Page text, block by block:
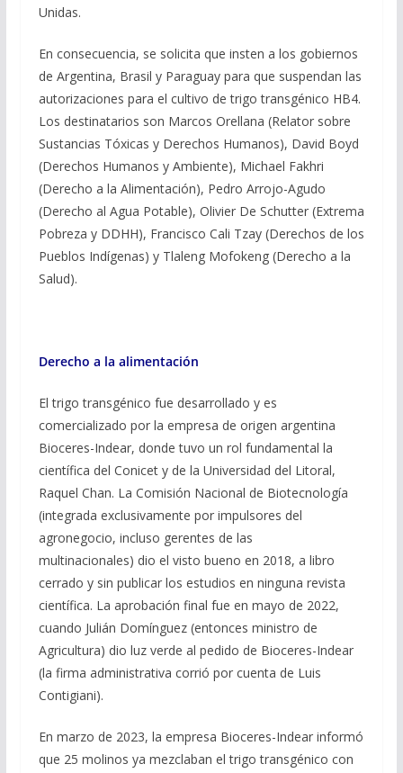
Unidas.
En consecuencia, se solicita que insten a los gobiernos
de Argentina, Brasil y Paraguay para que suspendan las
autorizaciones para el cultivo de trigo transgénico HB4.
Los destinatarios son Marcos Orellana (Relator sobre
Sustancias Tóxicas y Derechos Humanos), David Boyd
(Derechos Humanos y Ambiente), Michael Fakhri
(Derecho a la Alimentación), Pedro Arrojo-Agudo
(Derecho al Agua Potable), Olivier De Schutter (Extrema
Pobreza y DDHH), Francisco Cali Tzay (Derechos de los
Pueblos Indígenas) y Tlaleng Mofokeng (Derecho a la
Salud).
Derecho a la alimentación
El trigo transgénico fue desarrollado y es
comercializado por la empresa de origen argentina
Bioceres-Indear, donde tuvo un rol fundamental la
científica del Conicet y de la Universidad del Litoral,
Raquel Chan. La Comisión Nacional de Biotecnología
(integrada exclusivamente por impulsores del
agronegocio, incluso gerentes de las
multinacionales) dio el visto bueno en 2018, a libro
cerrado y sin publicar los estudios en ninguna revista
científica. La aprobación final fue en mayo de 2022,
cuando Julián Domínguez (entonces ministro de
Agricultura) dio luz verde al pedido de Bioceres-Indear
(la firma administrativa corrió por cuenta de Luis
Contigiani).
En marzo de 2023, la empresa Bioceres-Indear informó
que 25 molinos ya mezclaban el trigo transgénico con